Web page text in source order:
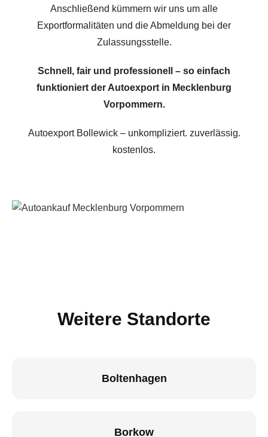
Anschließend kümmern wir uns um alle
Exportformalitäten und die Abmeldung bei der
Zulassungsstelle.
Schnell, fair und professionell – so einfach
funktioniert der Autoexport in Mecklenburg
Vorpommern.
Autoexport Bollewick – unkompliziert. zuverlässig.
kostenlos.
Weitere Standorte
Boltenhagen
Borkow